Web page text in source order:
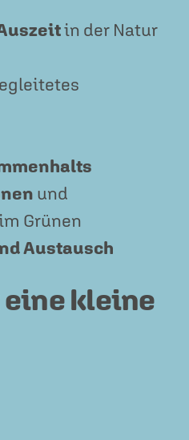
in der Natur
und
Grünen
Austausch
kleine